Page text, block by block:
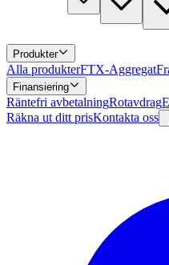
Produkter
Alla produkterFTX-Aggregat
Finansiering
Räntefri avbetalningRotavdrag
Räkna ut ditt prisKontakta oss